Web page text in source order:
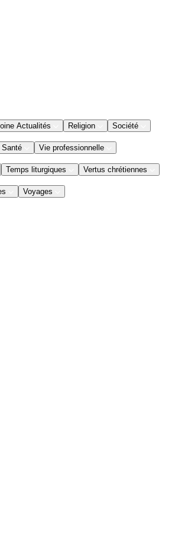
Actualités Religion Société
Santé Vie professionnelle
Temps liturgiques Vertus chrétiennes
Voyages